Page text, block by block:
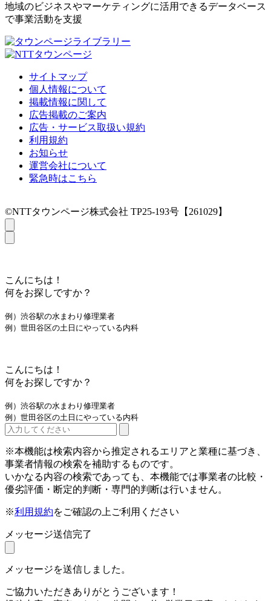
地域のビジネスやマーケティングに活用できるデータベース
で事業活動を支援
サイトマップ
個人情報について
掲載情報に関して
広告掲載のご案内
広告・サービス取扱い規約
利用規約
お知らせ
運営会社について
緊急時はこちら
©NTTタウンページ株式会社 TP25-193号【261029】
こんにちは！
何をお探しですか？
例）渋谷駅の水まわり修理業者
例）世田谷区の土日にやっている内科
こんにちは！
何をお探しですか？
例）渋谷駅の水まわり修理業者
例）世田谷区の土日にやっている内科
※本機能は検索内容から推定されるエリアと業種に基づき、
事業者情報の検索を補助するものです。
いかなる内容の検索であっても、本機能では事業者の比較・
優劣評価・断定的判断・専門的判断は行いません。
※利用規約をご確認の上ご利用ください
メッセージ送信完了
メッセージを送信しました。
ご協力いただきありがとうございます！